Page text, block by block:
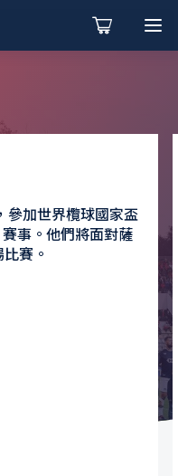
參加世界欖球國家盃
事。他們將面對薩
賽。